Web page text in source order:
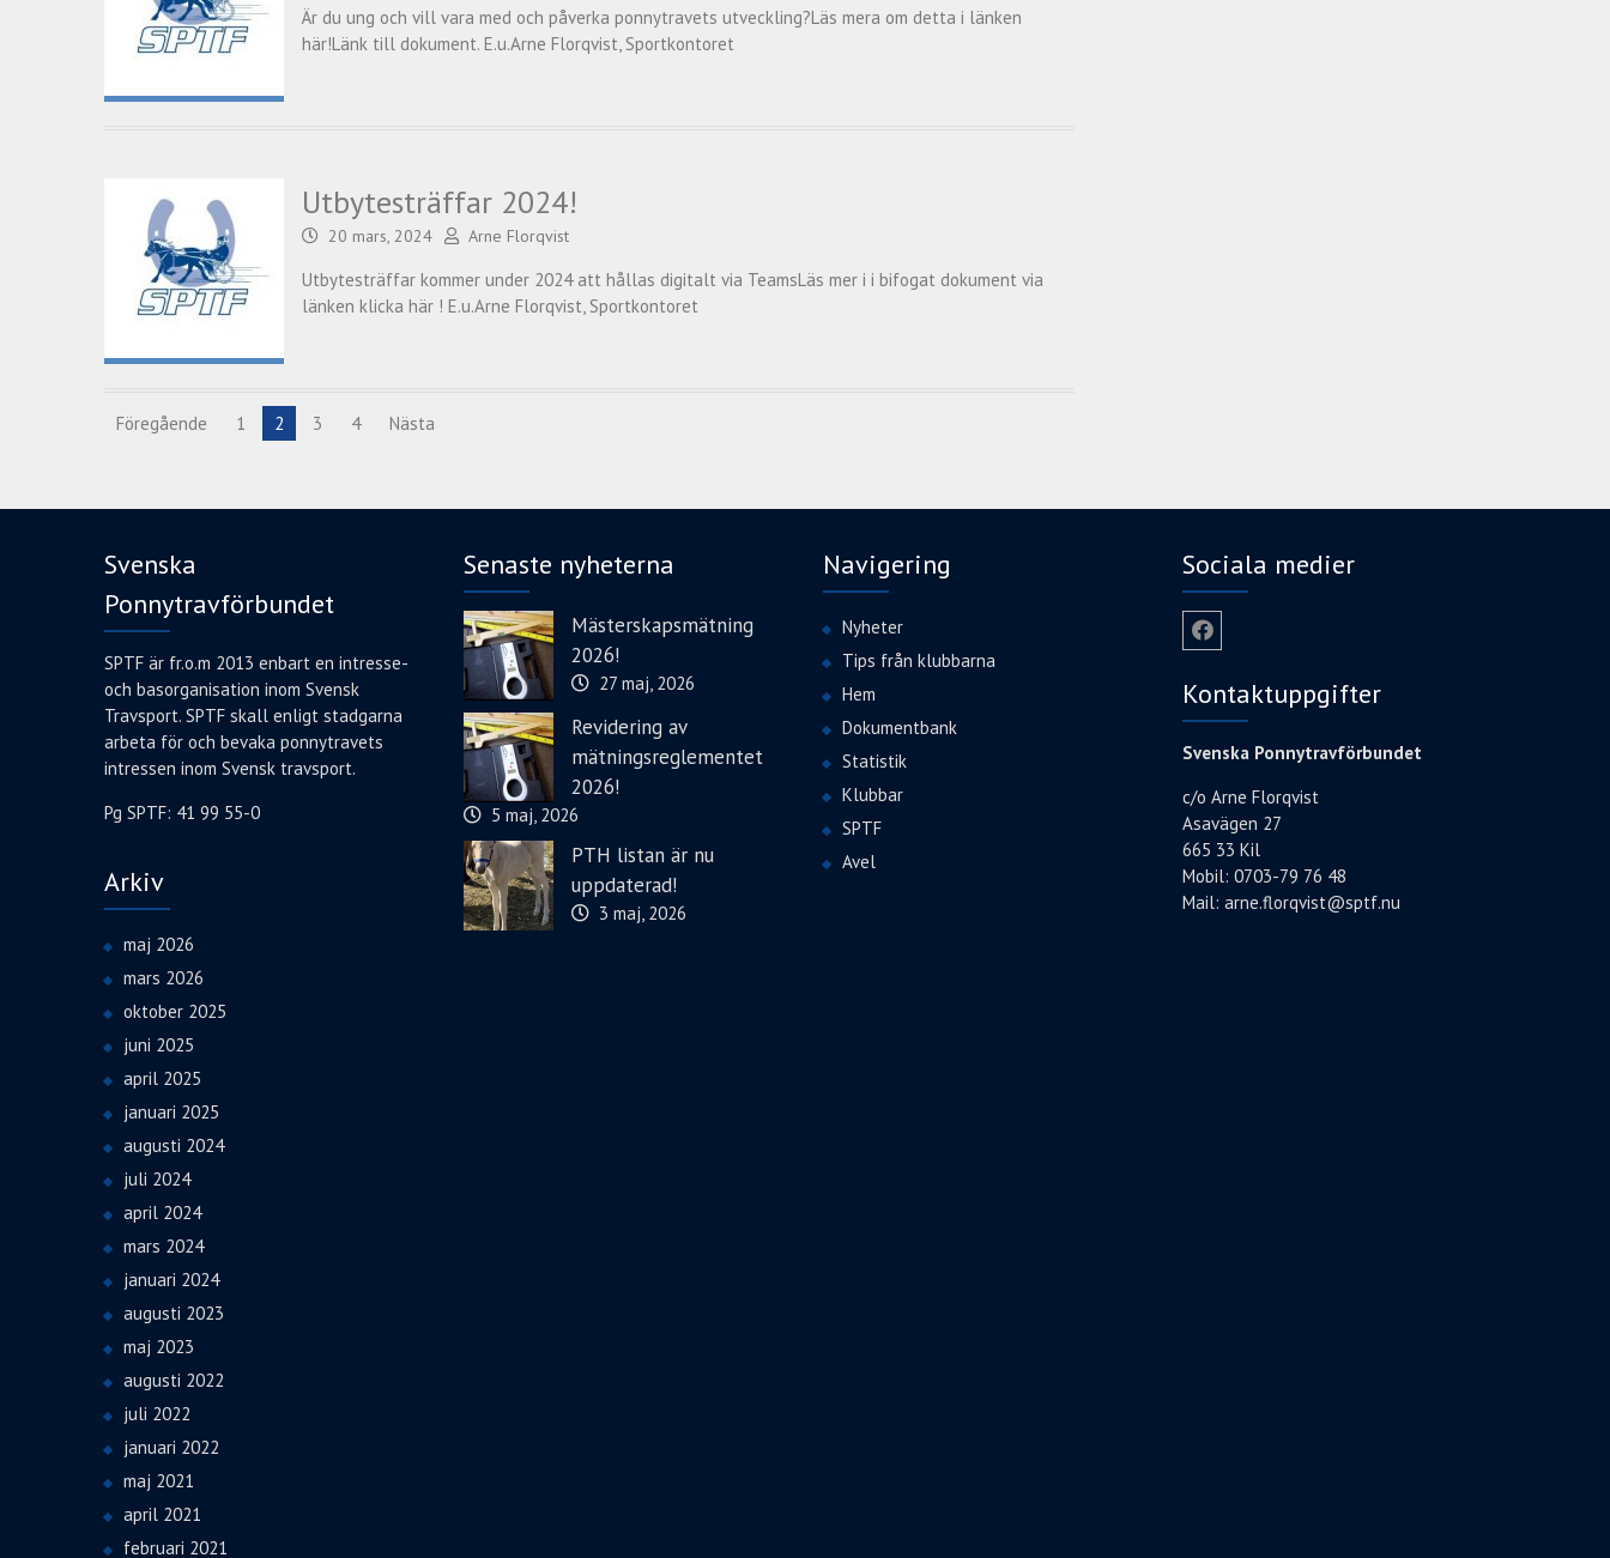
Är du ung och vill vara med och påverka ponnytravets utveckling?Läs mera om detta i länken
här!Länk till dokument. E.u.Arne Florqvist, Sportkontoret
Utbytesträffar 2024!
20 mars, 2024 Arne Florqvist
Utbytesträffar kommer under 2024 att hållas digitalt via TeamsLäs mer i i bifogat dokument via
länken klicka här ! E.u.Arne Florqvist, Sportkontoret
Inläggsnavigering
Föregående 1 2 3 4 Nästa
Svenska
Ponnytravförbundet
SPTF är fr.o.m 2013 enbart en intresse-
och basorganisation inom Svensk
Travsport. SPTF skall enligt stadgarna
arbeta för och bevaka ponnytravets
intressen inom Svensk travsport.
Pg SPTF: 41 99 55-0
Arkiv
maj 2026
mars 2026
oktober 2025
juni 2025
april 2025
januari 2025
augusti 2024
juli 2024
april 2024
mars 2024
januari 2024
augusti 2023
maj 2023
augusti 2022
juli 2022
januari 2022
maj 2021
april 2021
februari 2021
Senaste nyheterna
Mästerskapsmätning
2026!
27 maj, 2026
Revidering av
mätningsreglementet
2026!
5 maj, 2026
PTH listan är nu
uppdaterad!
3 maj, 2026
Navigering
Nyheter
Tips från klubbarna
Hem
Dokumentbank
Statistik
Klubbar
SPTF
Avel
Sociala medier
Kontaktuppgifter
Svenska Ponnytravförbundet
c/o Arne Florqvist
Asavägen 27
665 33 Kil
Mobil: 0703-79 76 48
Mail: arne.florqvist@sptf.nu